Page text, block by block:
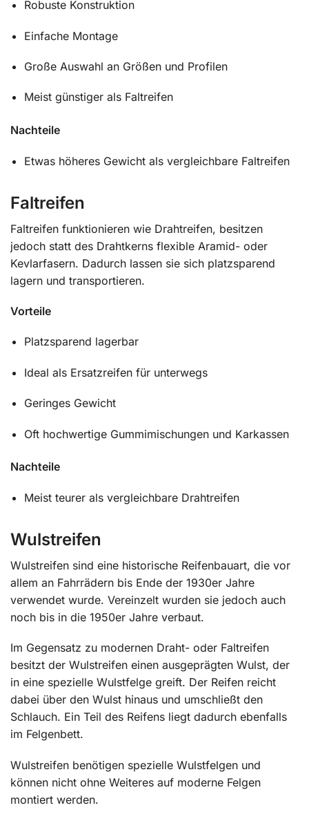
Robuste Konstruktion
Einfache Montage
Große Auswahl an Größen und Profilen
Meist günstiger als Faltreifen
Nachteile
Etwas höheres Gewicht als vergleichbare Faltreifen
Faltreifen
Faltreifen funktionieren wie Drahtreifen, besitzen
jedoch statt des Drahtkerns flexible Aramid- oder
Kevlarfasern. Dadurch lassen sie sich platzsparend
lagern und transportieren.
Vorteile
Platzsparend lagerbar
Ideal als Ersatzreifen für unterwegs
Geringes Gewicht
Oft hochwertige Gummimischungen und Karkassen
Nachteile
Meist teurer als vergleichbare Drahtreifen
Wulstreifen
Wulstreifen sind eine historische Reifenbauart, die vor
allem an Fahrrädern bis Ende der 1930er Jahre
verwendet wurde. Vereinzelt wurden sie jedoch auch
noch bis in die 1950er Jahre verbaut.
Im Gegensatz zu modernen Draht- oder Faltreifen
besitzt der Wulstreifen einen ausgeprägten Wulst, der
in eine spezielle Wulstfelge greift. Der Reifen reicht
dabei über den Wulst hinaus und umschließt den
Schlauch. Ein Teil des Reifens liegt dadurch ebenfalls
im Felgenbett.
Wulstreifen benötigen spezielle Wulstfelgen und
können nicht ohne Weiteres auf moderne Felgen
montiert werden.